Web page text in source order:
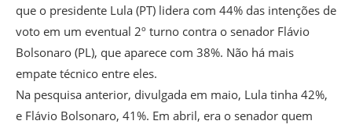
que o presidente Lula (PT) lidera com 44% das intenções de
voto em um eventual 2º turno contra o senador Flávio
Bolsonaro (PL), que aparece com 38%. Não há mais
empate técnico entre eles.
Na pesquisa anterior, divulgada em maio, Lula tinha 42%,
e Flávio Bolsonaro, 41%. Em abril, era o senador quem